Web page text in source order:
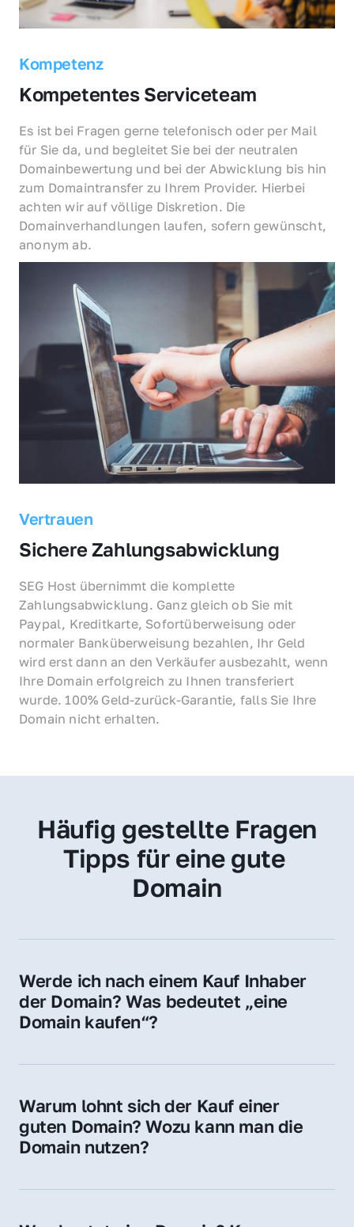
Kompetenz
Kompetentes Serviceteam
Es ist bei Fragen gerne telefonisch oder per Mail
für Sie da, und begleitet Sie bei der neutralen
Domainbewertung und bei der Abwicklung bis hin
zum Domaintransfer zu Ihrem Provider. Hierbei
achten wir auf völlige Diskretion. Die
Domainverhandlungen laufen, sofern gewünscht,
anonym ab.
Vertrauen
Sichere Zahlungsabwicklung
SEG Host übernimmt die komplette
Zahlungsabwicklung. Ganz gleich ob Sie mit
Paypal, Kreditkarte, Sofortüberweisung oder
normaler Banküberweisung bezahlen, Ihr Geld
wird erst dann an den Verkäufer ausbezahlt, wenn
Ihre Domain erfolgreich zu Ihnen transferiert
wurde. 100% Geld-zurück-Garantie, falls Sie Ihre
Domain nicht erhalten.
Häufig gestellte Fragen
Tipps für eine gute
Domain
Werde ich nach einem Kauf Inhaber
der Domain? Was bedeutet „eine
Domain kaufen“?
Sie erhalten alle Rechte zur Nutzung,
Domain.
Warum lohnt sich der Kauf einer
guten Domain? Wozu kann man die
Domain nutzen?
Vertrauen und Markenwert. Nutzen Sie sie